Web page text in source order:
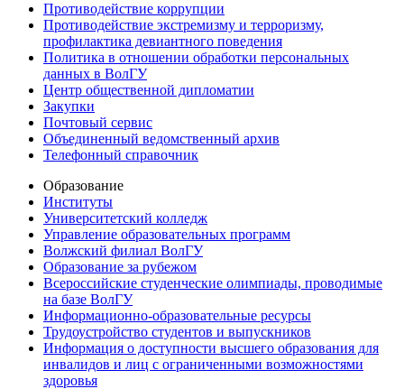
Противодействие коррупции
Противодействие экстремизму и терроризму,
профилактика девиантного поведения
Политика в отношении обработки персональных
данных в ВолГУ
Центр общественной дипломатии
Закупки
Почтовый сервис
Объединенный ведомственный архив
Телефонный справочник
Образование
Институты
Университетский колледж
Управление образовательных программ
Волжский филиал ВолГУ
Образование за рубежом
Всероссийские студенческие олимпиады, проводимые
на базе ВолГУ
Информационно-образовательные ресурсы
Трудоустройство студентов и выпускников
Информация о доступности высшего образования для
инвалидов и лиц с ограниченными возможностями
здоровья